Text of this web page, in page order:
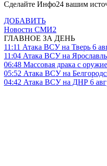
Сделайте Инфо24 вашим
ДОБАВИТЬ
Новости СМИ2
ГЛАВНОЕ ЗА ДЕНЬ
11:11 Атака ВСУ на Тверь 6
11:04 Атака ВСУ на Ярославль
06:48 Массовая драка с
05:52 Атака ВСУ на
04:42 Атака ВСУ на ДНР 6